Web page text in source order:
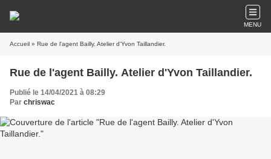
MENU
Accueil » Rue de l'agent Bailly. Atelier d'Yvon Taillandier.
Rue de l'agent Bailly. Atelier d'Yvon Taillandier.
Publié le 14/04/2021 à 08:29
Par chriswac